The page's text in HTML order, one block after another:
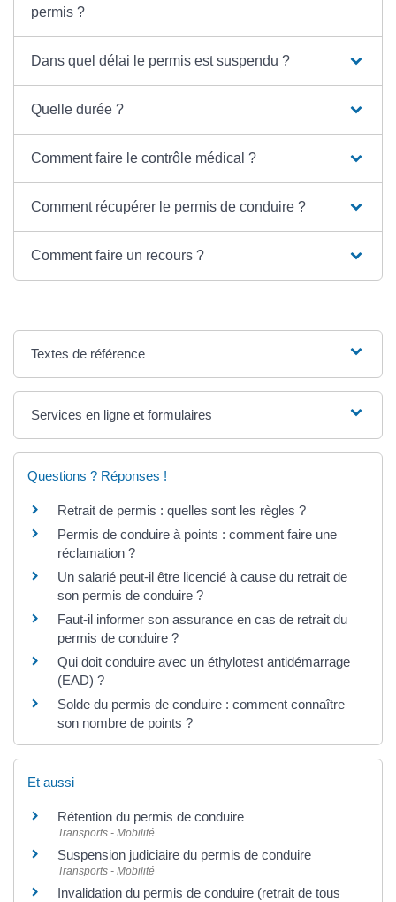
permis ?
Dans quel délai le permis est suspendu ?
Quelle durée ?
Comment faire le contrôle médical ?
Comment récupérer le permis de conduire ?
Comment faire un recours ?
Textes de référence
Services en ligne et formulaires
Questions ? Réponses !
Retrait de permis : quelles sont les règles ?
Permis de conduire à points : comment faire une
réclamation ?
Un salarié peut-il être licencié à cause du retrait de
son permis de conduire ?
Faut-il informer son assurance en cas de retrait du
permis de conduire ?
Qui doit conduire avec un éthylotest antidémarrage
(EAD) ?
Solde du permis de conduire : comment connaître
son nombre de points ?
Et aussi
Rétention du permis de conduire
Transports - Mobilité
Suspension judiciaire du permis de conduire
Transports - Mobilité
Invalidation du permis de conduire (retrait de tous